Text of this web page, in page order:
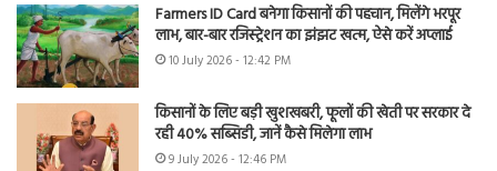
Farmers ID Card बनेगा किसानों की पहचान, मिलेंगे भरपूर
लाभ, बार-बार रजिस्ट्रेशन का झंझट खत्म, ऐसे करें अप्लाई
10 July 2026 - 12:42 PM
किसानों के लिए बड़ी खुशखबरी, फूलों की खेती पर सरकार दे
रही 40% सब्सिडी, जानें कैसे मिलेगा लाभ
9 July 2026 - 12:46 PM